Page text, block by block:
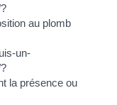
au plomb
un-
la présence ou